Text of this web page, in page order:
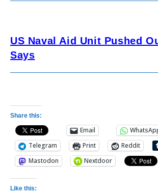
US Naval Aid Unit Pushed
Says
Share this:
Email
Telegram
Print
Reddit
Mastodon
Nextdoor
Like this: